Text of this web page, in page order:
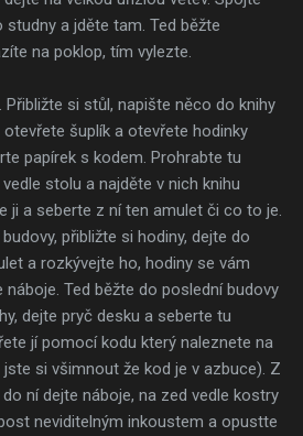
a jděte tam. Ted běžte
na poklop, tím vylezte.
Přibližte si stůl, napište něco do knihy
šuplík a otevřete hodinky
papírek s kodem. Prohrabte tu
stolu a najděte v nich knihu
ji a seberte z ní ten amulet či co to je.
přibližte si hodiny, dejte do
a rozkývejte ho, hodiny se vám
Ted běžte do poslední budovy
dejte pryč desku a seberte tu
jí pomocí kodu který naleznete na
si všimnout že kod je v azbuce). Z
ní dejte náboje, na zed vedle kostry
neviditelným inkoustem a opustte